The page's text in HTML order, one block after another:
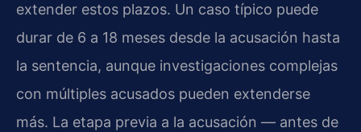
extender estos plazos. Un caso típico puede
durar de 6 a 18 meses desde la acusación hasta
la sentencia, aunque investigaciones complejas
con múltiples acusados pueden extenderse
más. La etapa previa a la acusación — antes de